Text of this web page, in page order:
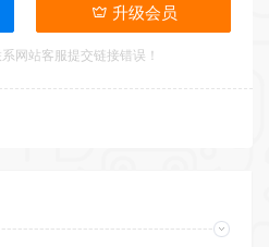
升级会员
网站客服提交链接错误！